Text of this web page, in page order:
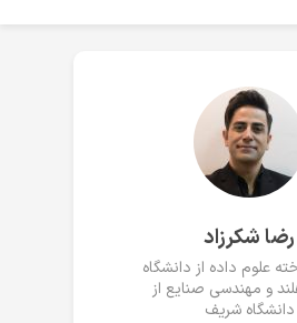
رضا شکرزاد
علوم داده از دانشگاه
و مهندسی صنایع از
دانشگاه شریف